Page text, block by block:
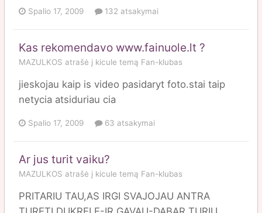
Spalio 17, 2009 132 atsakymai
Kas rekomendavo www.fainuole.lt ?
MAZULKOS atrašė į kicule temą Fan-klubas
jieskojau kaip is video pasidaryt foto.stai taip
netycia atsiduriau cia
Spalio 17, 2009 63 atsakymai
Ar jus turit vaiku?
MAZULKOS atrašė į kicule temą Fan-klubas
PRITARIU TAU,AS IRGI SVAJOJAU ANTRA